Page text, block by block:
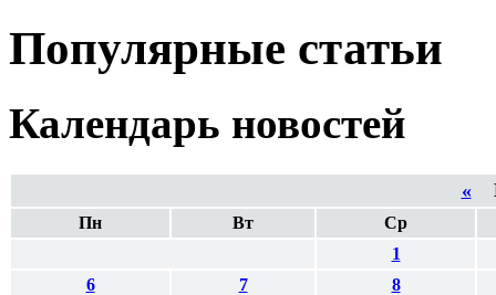
Популярные статьи
Календарь новостей
«
Пн Вт
Ср
1
6
7
8